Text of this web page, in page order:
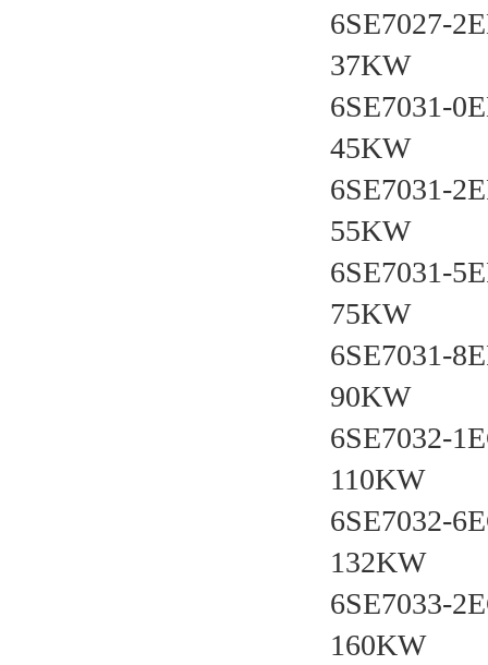
6SE7027-
37KW
6SE7031-
45KW
6SE7031-
55KW
6SE7031-
75KW
6SE7031-
90KW
6SE7032-
110KW
6SE7032-
132KW
6SE7033-
160KW